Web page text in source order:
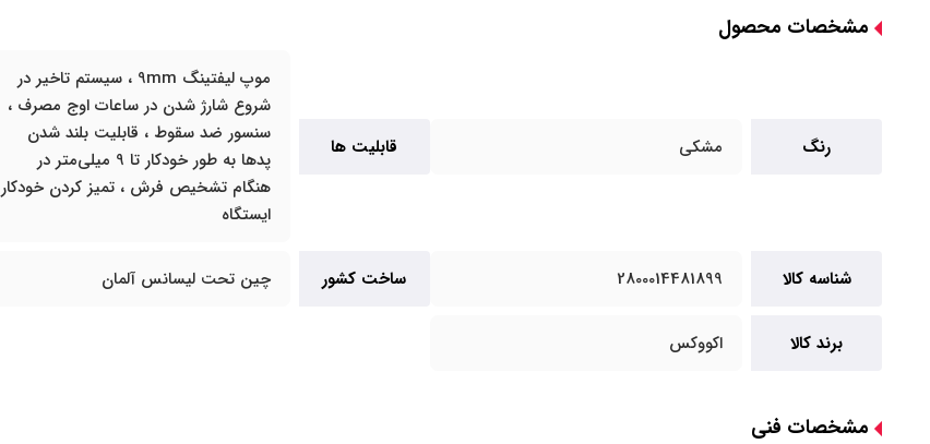
مشخصات محصول
رنگ مشکی قابلیت ها
موپ لیفتینگ 9mm ، سیستم تاخیر در
شروع شارژ شدن در ساعات اوج مصرف ،
سنسور ضد سقوط ، قابلیت بلند شدن
پدها به طور خودکار تا 9 میلی‌متر در
هنگام تشخیص فرش ، تمیز کردن خودکار
ایستگاه
شناسه کالا 2800014481899 ساخت کشور چین تحت لیسانس آلمان
برند کالا اکووکس
مشخصات فنی